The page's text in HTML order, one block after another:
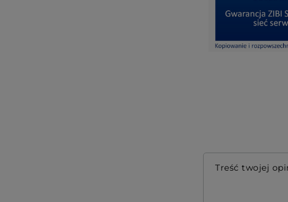
Treść twojej